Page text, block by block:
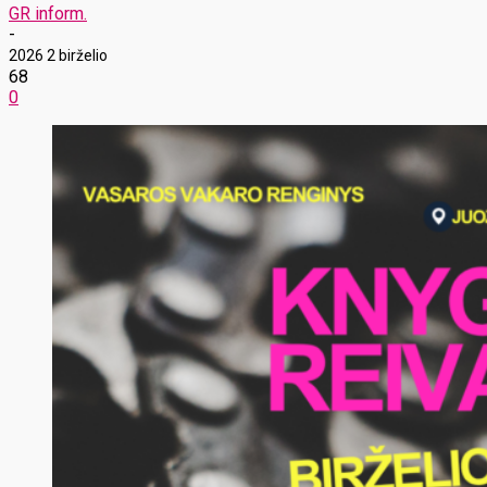
GR inform.
-
2026 2 birželio
68
0